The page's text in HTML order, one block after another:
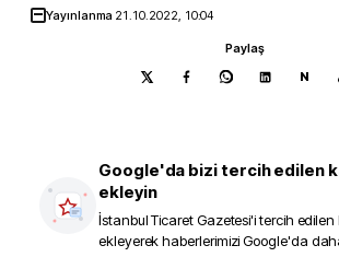
Yayınlanma 21.10.2022, 10:04
Paylaş
N
Google'da bizi tercih edilen
ekleyin
İstanbul Ticaret Gazetesi'i tercih
ekleyerek haberlerimizi Google'da